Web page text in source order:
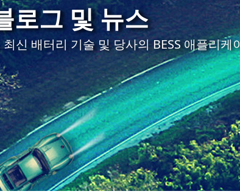
로그 및 뉴스
신 배터리 기술 및 당사의 BESS 애플리케